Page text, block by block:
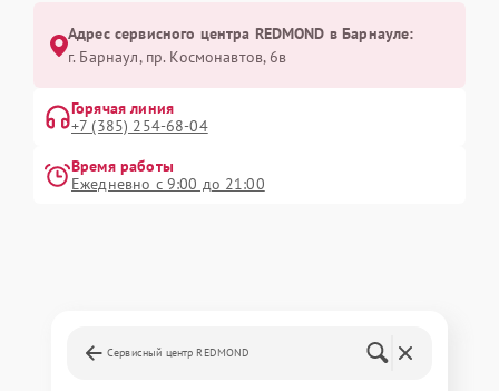
Адрес сервисного центра REDMOND в Барнауле:
г. Барнаул, ​пр. Космонавтов, 6в
Горячая линия
+7 (385) 254-68-04
Время работы
Ежедневно с 9:00 до 21:00
Сервисный центр REDMOND